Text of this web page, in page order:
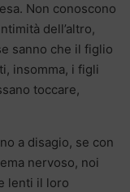
Non conoscono
dell’altro,
sanno che il figlio
insomma, i figli
toccare,
a disagio, se con
nervoso, noi
lenti il loro